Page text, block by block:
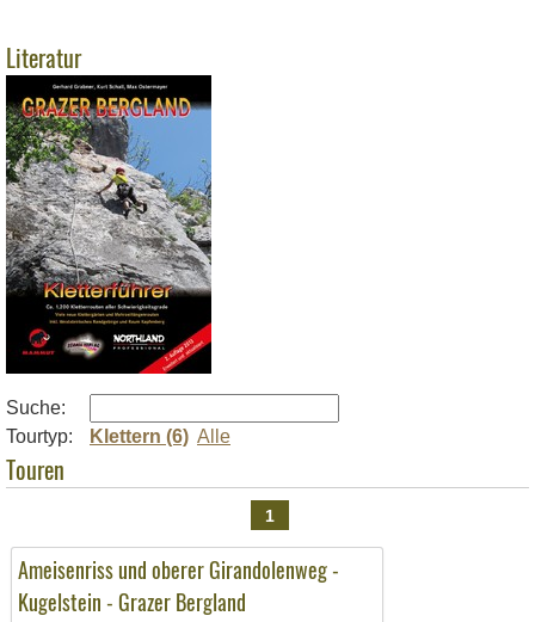
Literatur
Suche:
Tourtyp:
Klettern (6) Alle
Touren
1
Ameisenriss und oberer Girandolenweg -
Kugelstein - Grazer Bergland